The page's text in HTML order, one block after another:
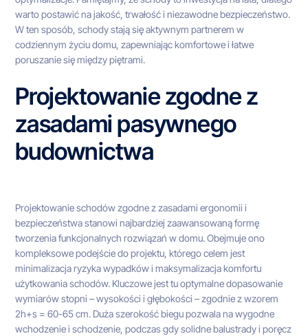
warto postawić na jakość, trwałość i niezawodne bezpieczeństwo.
W ten sposób, schody stają się aktywnym partnerem w
codziennym życiu domu, zapewniając komfortowe i łatwe
poruszanie się między piętrami.
Projektowanie zgodne z
zasadami pasywnego
budownictwa
Projektowanie schodów zgodne z zasadami ergonomii i
bezpieczeństwa stanowi najbardziej zaawansowaną formę
tworzenia funkcjonalnych rozwiązań w domu. Obejmuje ono
kompleksowe podejście do projektu, którego celem jest
minimalizacja ryzyka wypadków i maksymalizacja komfortu
użytkowania schodów. Kluczowe jest tu optymalne dopasowanie
wymiarów stopni – wysokości i głębokości – zgodnie z wzorem
2h+s = 60-65 cm. Duża szerokość biegu pozwala na wygodne
wchodzenie i schodzenie, podczas gdy solidne balustrady i poręcz